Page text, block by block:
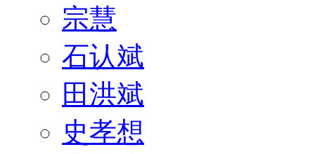
宗慧
石认斌
田洪斌
史孝想